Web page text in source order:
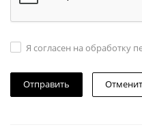
Я согласен на обработку